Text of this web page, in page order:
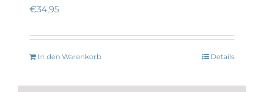
€34,95
In den Warenkorb Details